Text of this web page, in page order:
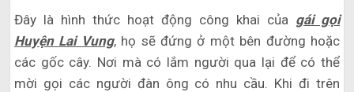
Đây là hình thức hoạt động công khai của gái gọi
Huyện Lai Vung, họ sẽ đứng ở một bên đường hoặc
các gốc cây. Nơi mà có lắm người qua lại để có thể
mời gọi các người đàn ông có nhu cầu. Khi đi trên